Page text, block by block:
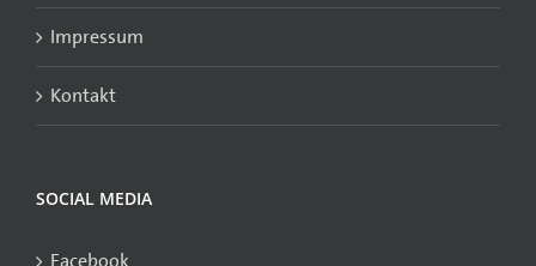
Impressum
Kontakt
SOCIAL MEDIA